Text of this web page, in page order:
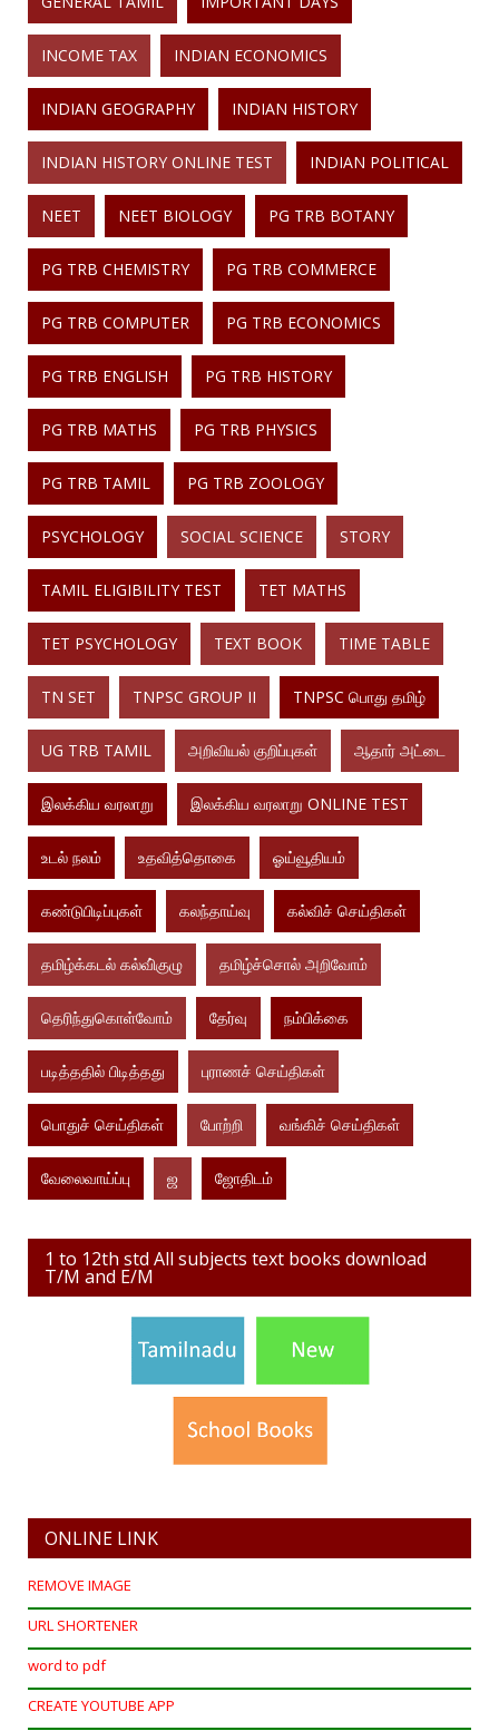
INCOME TAX INDIAN ECONOMICS
INDIAN GEOGRAPHY INDIAN HISTORY
INDIAN HISTORY ONLINE TEST INDIAN POLITICAL
NEET NEET BIOLOGY PG TRB BOTANY
PG TRB CHEMISTRY PG TRB COMMERCE
PG TRB COMPUTER PG TRB ECONOMICS
PG TRB ENGLISH PG TRB HISTORY
PG TRB MATHS PG TRB PHYSICS
PG TRB TAMIL PG TRB ZOOLOGY
PSYCHOLOGY SOCIAL SCIENCE STORY
TAMIL ELIGIBILITY TEST TET MATHS
TET PSYCHOLOGY TEXT BOOK TIME TABLE
TN SET TNPSC GROUP II TNPSC பொது தமிழ்
UG TRB TAMIL அறிவியல் குறிப்புகள் ஆதார் அட்டை
இலக்கிய வரலாறு இலக்கிய வரலாறு ONLINE TEST
உடல் நலம் உதவித்தொகை ஓய்வூதியம்
கண்டுபிடிப்புகள் கலந்தாய்வு கல்விச் செய்திகள்
தமிழ்க்கடல் கல்வி்குழு தமிழ்ச்சொல் அறிவோம்
தெரிந்துகொள்வோம் தேர்வு நம்பிக்கை
படித்ததில் பிடித்தது புராணச் செய்திகள்
பொதுச் செய்திகள் போற்றி வங்கிச் செய்திகள்
வேலைவாய்ப்பு ஜ ஜோதிடம்
1 to 12th std All subjects text books download
T/M and E/M
ONLINE LINK
REMOVE IMAGE
URL SHORTENER
word to pdf
CREATE YOUTUBE APP